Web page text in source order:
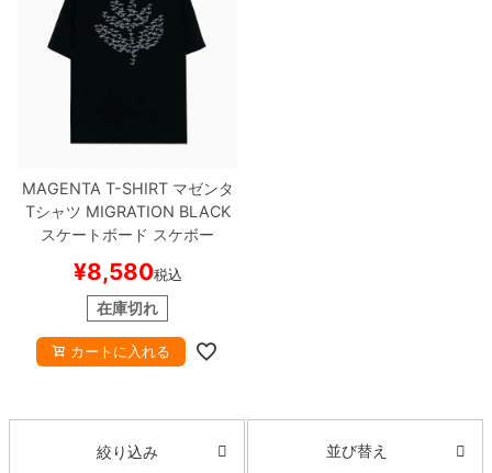
MAGENTA T-SHIRTマゼンタ
Tシャツ MIGRATION BLACK
スケートボード スケボー
¥8,580税込
在庫切れ
カートに入れる
絞り込み 並び替え